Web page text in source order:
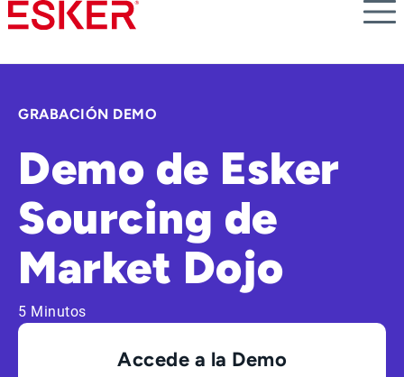
Skip
to
content
GRABACIÓN DEMO
Demo de Esker
Sourcing de
Market Dojo
5 Minutos
Accede a la Demo